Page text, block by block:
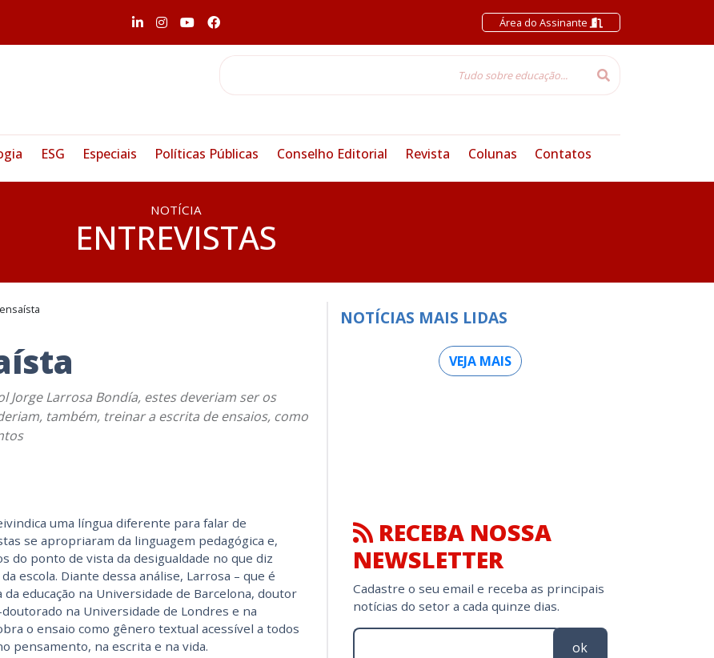
Área do Assinante
ESG Especiais Políticas Públicas Conselho Editorial Revista Colunas Contatos
NOTÍCIA
ENTREVISTAS
Larrosa Bondía, estes deveriam ser os
também, treinar a escrita de ensaios, como
uma língua diferente para falar de
se apropriaram da linguagem pedagógica e,
do ponto de vista da desigualdade no que diz
escola. Diante dessa análise, Larrosa – que é
educação na Universidade de Barcelona, doutor
na Universidade de Londres e na
o ensaio como gênero textual acessível a todos
pensamento, na escrita e na vida.
NOTÍCIAS MAIS LIDAS
VEJA MAIS
RECEBA NOSSA
NEWSLETTER
Cadastre o seu email e receba as principais
notícias do setor a cada quinze dias.
ok